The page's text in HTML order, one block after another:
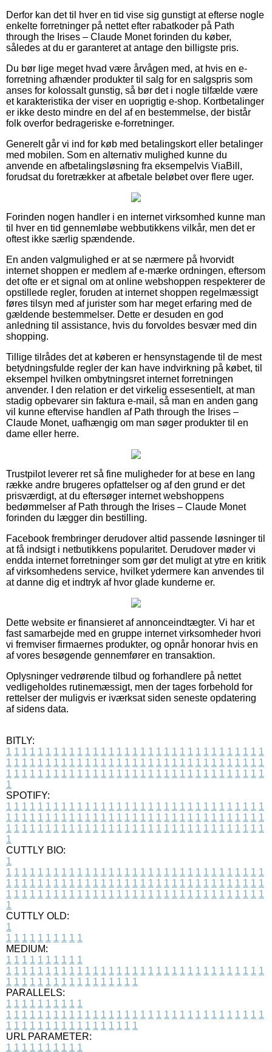
Derfor kan det til hver en tid vise sig gunstigt at efterse nogle
enkelte forretninger på nettet efter rabatkoder på Path
through the Irises – Claude Monet forinden du køber,
således at du er garanteret at antage den billigste pris.
Du bør lige meget hvad være årvågen med, at hvis en e-
forretning afhænder produkter til salg for en salgspris som
anses for kolossalt gunstig, så bør det i nogle tilfælde være
et karakteristika der viser en uoprigtig e-shop. Kortbetalinger
er ikke desto mindre en del af en bestemmelse, der bistår
folk overfor bedrageriske e-forretninger.
Generelt går vi ind for køb med betalingskort eller betalinger
med mobilen. Som en alternativ mulighed kunne du
anvende en afbetalingsløsning fra eksempelvis ViaBill,
forudsat du foretrækker at afbetale beløbet over flere uger.
Forinden nogen handler i en internet virksomhed kunne man
til hver en tid gennemløbe webbutikkens vilkår, men det er
oftest ikke særlig spændende.
En anden valgmulighed er at se nærmere på hvorvidt
internet shoppen er medlem af e-mærke ordningen, eftersom
det ofte er et signal om at online webshoppen respekterer de
opstillede regler, foruden at internet shoppen regelmæssigt
føres tilsyn med af jurister som har meget erfaring med de
gældende bestemmelser. Dette er desuden en god
anledning til assistance, hvis du forvoldes besvær med din
shopping.
Tillige tilrådes det at køberen er hensynstagende til de mest
betydningsfulde regler der kan have indvirkning på købet, til
eksempel hvilken ombytningsret internet forretningen
anvender. I den relation er det virkelig essesentielt, at man
stadig opbevarer sin faktura e-mail, så man en anden gang
vil kunne eftervise handlen af Path through the Irises –
Claude Monet, uafhængig om man søger produkter til en
dame eller herre.
Trustpilot leverer ret så fine muligheder for at bese en lang
række andre brugeres opfattelser og af den grund er det
prisværdigt, at du eftersøger internet webshoppens
bedømmelser af Path through the Irises – Claude Monet
forinden du lægger din bestilling.
Facebook frembringer derudover altid passende løsninger til
at få indsigt i netbutikkens popularitet. Derudover møder vi
endda internet forretninger som gør det muligt at ytre en kritik
af virksomhedens service, hvilket ydermere kan anvendes til
at danne dig et indtryk af hvor glade kunderne er.
Dette website er finansieret af annonceindtægter. Vi har et
fast samarbejde med en gruppe internet virksomheder hvori
vi fremviser firmaernes produkter, og opnår honorar hvis en
af vores besøgende gennemfører en transaktion.
Oplysninger vedrørende tilbud og forhandlere på nettet
vedligeholdes rutinemæssigt, men der tages forbehold for
rettelser der muligvis er iværksat siden seneste opdatering
af sidens data.
BITLY:
1 1 1 1 1 1 1 1 1 1 1 1 1 1 1 1 1 1 1 1 1 1 1 1 1 1 1 1 1 1 1 1 1
1 1 1 1 1 1 1 1 1 1 1 1 1 1 1 1 1 1 1 1 1 1 1 1 1 1 1 1 1 1 1 1 1
1 1 1 1 1 1 1 1 1 1 1 1 1 1 1 1 1 1 1 1 1 1 1 1 1 1 1 1 1 1 1 1 1
1
SPOTIFY:
1 1 1 1 1 1 1 1 1 1 1 1 1 1 1 1 1 1 1 1 1 1 1 1 1 1 1 1 1 1 1 1 1
1 1 1 1 1 1 1 1 1 1 1 1 1 1 1 1 1 1 1 1 1 1 1 1 1 1 1 1 1 1 1 1 1
1 1 1 1 1 1 1 1 1 1 1 1 1 1 1 1 1 1 1 1 1 1 1 1 1 1 1 1 1 1 1 1 1
1
CUTTLY BIO:
1
1 1 1 1 1 1 1 1 1 1 1 1 1 1 1 1 1 1 1 1 1 1 1 1 1 1 1 1 1 1 1 1 1
1 1 1 1 1 1 1 1 1 1 1 1 1 1 1 1 1 1 1 1 1 1 1 1 1 1 1 1 1 1 1 1 1
1 1 1 1 1 1 1 1 1 1 1 1 1 1 1 1 1 1 1 1 1 1 1 1 1 1 1 1 1 1 1 1 1
1
CUTTLY OLD:
1
1 1 1 1 1 1 1 1 1 1
MEDIUM:
1 1 1 1 1 1 1 1 1 1
1 1 1 1 1 1 1 1 1 1 1 1 1 1 1 1 1 1 1 1 1 1 1 1 1 1 1 1 1 1 1 1 1
1 1 1 1 1 1 1 1 1 1 1 1 1 1 1 1 1
PARALLELS:
1 1 1 1 1 1 1 1 1 1
1 1 1 1 1 1 1 1 1 1 1 1 1 1 1 1 1 1 1 1 1 1 1 1 1 1 1 1 1 1 1 1 1
1 1 1 1 1 1 1 1 1 1 1 1 1 1 1 1 1
URL PARAMETER:
1 1 1 1 1 1 1 1 1 1